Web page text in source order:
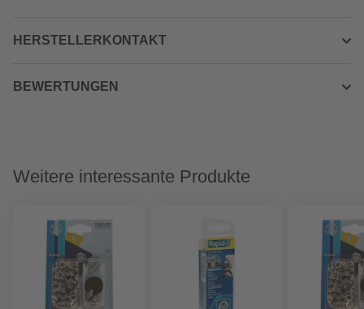
HERSTELLERKONTAKT
BEWERTUNGEN
Weitere interessante Produkte